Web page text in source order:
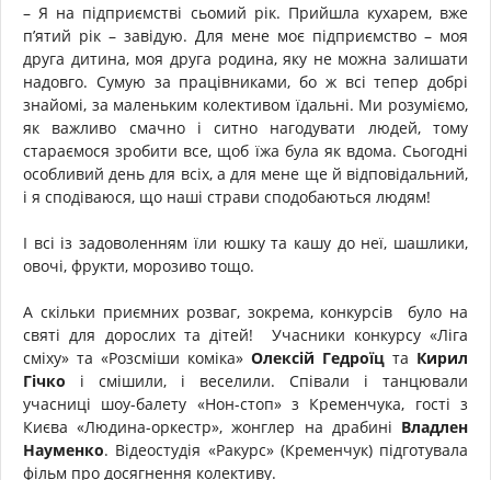
– Я на підприємстві сьомий рік. Прийшла кухарем, вже
п’ятий рік – завідую. Для мене моє підприємство – моя
друга дитина, моя друга родина, яку не можна залишати
надовго. Сумую за працівниками, бо ж всі тепер добрі
знайомі, за маленьким колективом їдальні. Ми розуміємо,
як важливо смачно і ситно нагодувати людей, тому
стараємося зробити все, щоб їжа була як вдома. Сьогодні
особливий день для всіх, а для мене ще й відповідальний,
і я сподіваюся, що наші страви сподобаються людям!
І всі із задоволенням їли юшку та кашу до неї, шашлики,
овочі, фрукти, морозиво тощо.
А скільки приємних розваг, зокрема, конкурсів було на
святі для дорослих та дітей! Учасники конкурсу «Ліга
сміху» та «Розсміши коміка» Олексій Гедроїц та Кирил
Гічко і смішили, і веселили. Співали і танцювали
учасниці шоу-балету «Нон-стоп» з Кременчука, гості з
Києва «Людина-оркестр», жонглер на драбині Владлен
Науменко. Відеостудія «Ракурс» (Кременчук) підготувала
фільм про досягнення колективу.